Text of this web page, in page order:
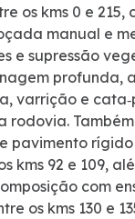
os kms 0 e 215,
manual e
e supressão
profunda,
varrição e
rodovia.
pavimento
kms 92 e 109,
com
os kms 130 e